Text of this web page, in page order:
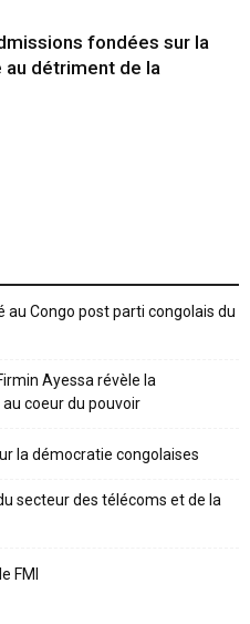
fondées sur la
détriment de la
au Congo post parti congolais du
Ayessa révèle la
coeur du pouvoir
la démocratie congolaises
secteur des télécoms et de la
FMI